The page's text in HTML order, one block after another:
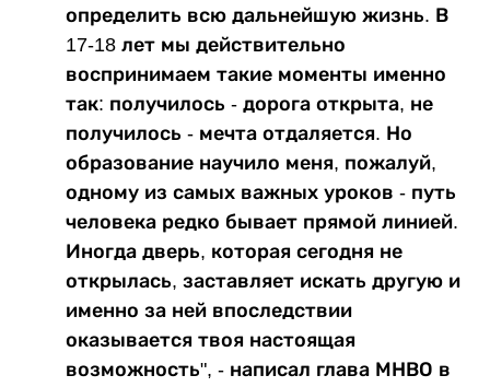
определить всю дальнейшую жизнь. В
17-18 лет мы действительно
воспринимаем такие моменты именно
так: получилось - дорога открыта, не
получилось - мечта отдаляется. Но
образование научило меня, пожалуй,
одному из самых важных уроков - путь
человека редко бывает прямой линией.
Иногда дверь, которая сегодня не
открылась, заставляет искать другую и
именно за ней впоследствии
оказывается твоя настоящая
возможность", - написал глава МНВО в